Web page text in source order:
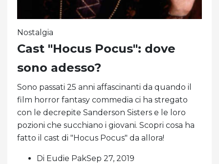
Nostalgia
Cast "Hocus Pocus": dove
sono adesso?
Sono passati 25 anni affascinanti da quando il
film horror fantasy commedia ci ha stregato
con le decrepite Sanderson Sisters e le loro
pozioni che succhiano i giovani. Scopri cosa ha
fatto il cast di "Hocus Pocus" da allora!
Di Eudie PakSep 27, 2019